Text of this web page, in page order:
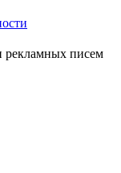
рекламных писем